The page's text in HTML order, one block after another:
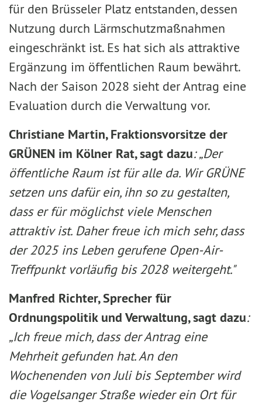
für den Brüsseler Platz entstanden, dessen
Nutzung durch Lärmschutzmaßnahmen
eingeschränkt ist. Es hat sich als attraktive
Ergänzung im öffentlichen Raum bewährt.
Nach der Saison 2028 sieht der Antrag eine
Evaluation durch die Verwaltung vor.
Christiane Martin, Fraktionsvorsitze der
GRÜNEN im Kölner Rat, sagt dazu: „Der
öffentliche Raum ist für alle da. Wir GRÜNE
setzen uns dafür ein, ihn so zu gestalten,
dass er für möglichst viele Menschen
attraktiv ist. Daher freue ich mich sehr, dass
der 2025 ins Leben gerufene Open-Air-
Treffpunkt vorläufig bis 2028 weitergeht."
Manfred Richter, Sprecher für
Ordnungspolitik und Verwaltung, sagt dazu:
„Ich freue mich, dass der Antrag eine
Mehrheit gefunden hat. An den
Wochenenden von Juli bis September wird
die Vogelsanger Straße wieder ein Ort für